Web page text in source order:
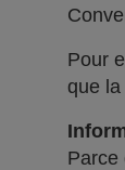
Pour
que la
Parce